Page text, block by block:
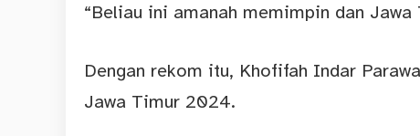
“Beliau ini amanah memimpin dan
Dengan rekom itu, Khofifah Indar
Jawa Timur 2024.